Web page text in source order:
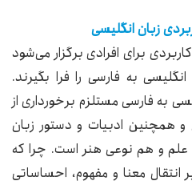
زبان انگلیسی
برای افرادی برگزار می‌شود
به فارسی را فرا بگیرند.
به فارسی مستلزم برخورداری از
همچنین ادبیات و دستور زبان
و هم نوعی هنر است. چرا که
معنا و مفهوم، احساساتی